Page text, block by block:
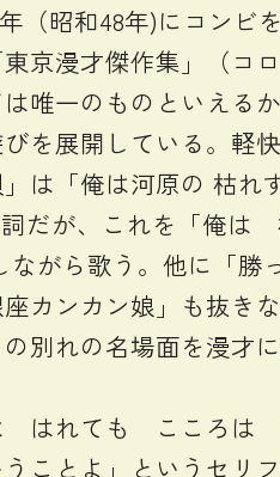
（昭和48年)にコンビ
京漫才傑作集」（コ
唯一のものといえる
を展開している。軽
は「俺は河原の 枯
だが、これを「俺は
ら歌う。他に「勝
ンカン娘」も抜きな
別れの名場面を漫才
はれても こころは
とよ」というセリ